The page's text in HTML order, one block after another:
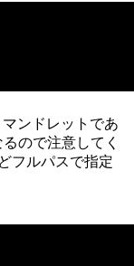
マンドレットであ
ので注意してく
フルパスで指定